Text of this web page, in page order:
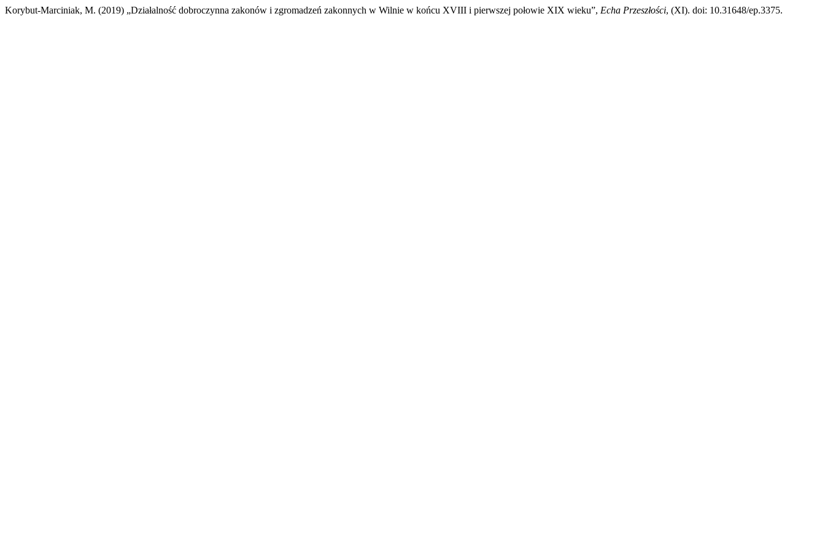
Korybut-Marciniak, M. (2019) „Działalność dobroczynna zakonów i zgromadzeń zakonnych w Wilnie w końcu XVIII i pierwszej połowie XIX wieku”, Echa Przeszłości, (XI). doi: 10.31648/ep.3375.